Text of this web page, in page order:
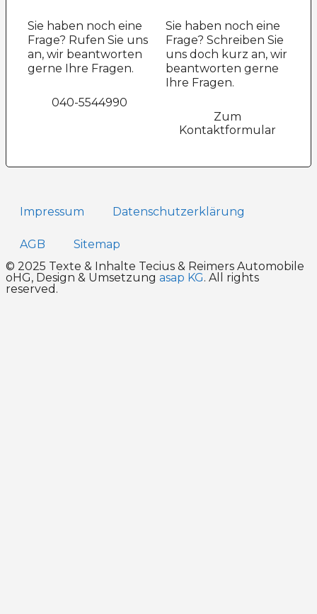
Sie haben noch eine
Frage? Rufen Sie uns
an, wir beantworten
gerne Ihre Fragen.
040-5544990
Sie haben noch eine
Frage? Schreiben Sie
uns doch kurz an, wir
beantworten gerne
Ihre Fragen.
Zum
Kontaktformular
Impressum Datenschutz­erklärung
AGB
Sitemap
© 2025 Texte & Inhalte Tecius & Reimers Automobile
oHG, Design & Umsetzung asap KG. All rights
reserved.